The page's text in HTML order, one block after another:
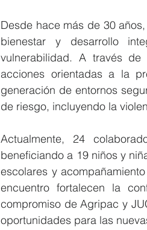
Desde hace más de 30
bienestar y desarrollo
vulnerabilidad. A través
acciones orientadas a la
generación de entornos
de riesgo, incluyendo la
Actualmente, 24
beneficiando a 19 niños y
escolares y
encuentro fortalecen la
compromiso de Agripac y
oportunidades para las